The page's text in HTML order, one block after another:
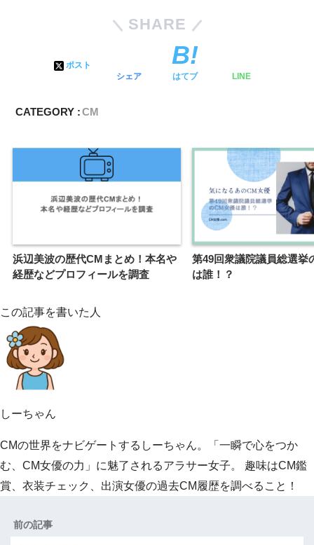
SHARE
ポスト
シェア
はてブ LINE
CATEGORY :CM
浜辺美波の歴代CMまとめ！本名や
経歴などプロフィールを調査
第49回衆議院議員総選挙
は誰！？
この記事を書いた人
しーちゃん
CMの世界をナビゲートするしーちゃん。「一瞬で心をつか
む、CM女優の力」に魅了されるアラサー女子。 趣味はCM鑑
賞、衣装チェック、出演女優の過去CM履歴を調べること！
前の記事